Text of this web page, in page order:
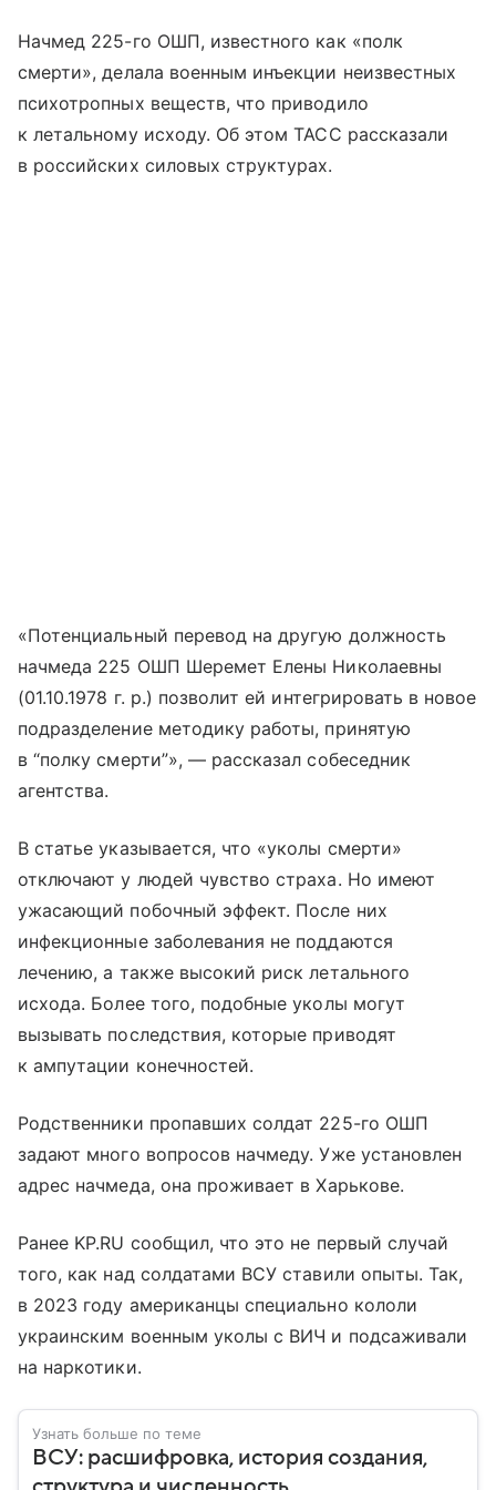
Начмед 225-го ОШП, известного как «полк
смерти», делала военным инъекции неизвестных
психотропных веществ, что приводило
к летальному исходу. Об этом ТАСС рассказали
в российских силовых структурах.
«Потенциальный перевод на другую должность
начмеда 225 ОШП Шеремет Елены Николаевны
(01.10.1978 г. р.) позволит ей интегрировать в новое
подразделение методику работы, принятую
в “полку смерти”», — рассказал собеседник
агентства.
В статье указывается, что «уколы смерти»
отключают у людей чувство страха. Но имеют
ужасающий побочный эффект. После них
инфекционные заболевания не поддаются
лечению, а также высокий риск летального
исхода. Более того, подобные уколы могут
вызывать последствия, которые приводят
к ампутации конечностей.
Родственники пропавших солдат 225-го ОШП
задают много вопросов начмеду. Уже установлен
адрес начмеда, она проживает в Харькове.
Ранее KP.RU сообщил, что это не первый случай
того, как над солдатами ВСУ ставили опыты. Так,
в 2023 году американцы специально кололи
украинским военным уколы с ВИЧ и подсаживали
на наркотики.
Узнать больше по теме
ВСУ: расшифровка, история создания,